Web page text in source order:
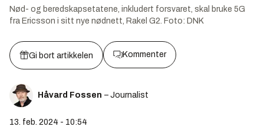
Nød- og beredskapsetatene, inkludert forsvaret, skal bruke 5G
fra Ericsson i sitt nye nødnett, Rakel G2. Foto: DNK
Gi bort artikkelen Kommenter
Håvard Fossen – Journalist
13. feb. 2024 - 10:54